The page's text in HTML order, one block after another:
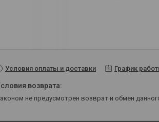
Условия оплаты и доставки График
Законом не предусмотрен возврат и обмен